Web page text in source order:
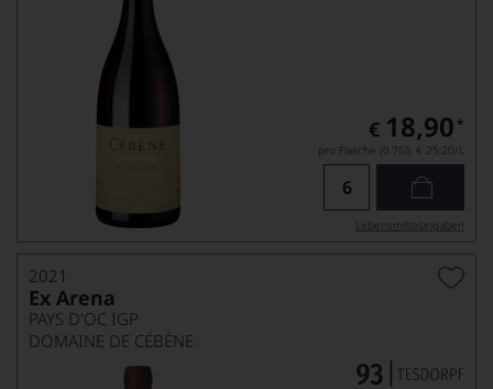
€ 18,90 *
pro Flasche (0.75l), € 25,20/L
Lebensmittel­angaben
2021
Ex Arena
PAYS D'OC IGP
DOMAINE DE CÉBÈNE